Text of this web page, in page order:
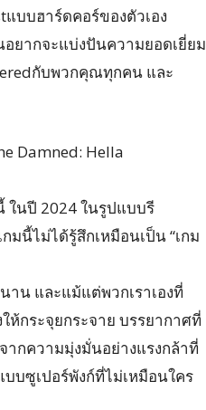
บบฮาร์ดคอร์ของตัวเอง
ยากจะแบ่งปันความยอดเยี่ยม
กับพวกคุณทุกคน และ
Damned: Hella
ในปี 2024 ในรูปแบบรี
นี้ไม่ได้รู้สึกเหมือนเป็น “เกม
าน และแม้แต่พวกเราเองที่
ห้กระจุยกระจาย บรรยากาศที่
กความมุ่งมั่นอย่างแรงกล้าที่
บซูเปอร์พังก์ที่ไม่เหมือนใคร